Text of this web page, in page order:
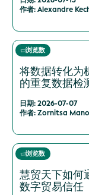
作者: Alexandre
浏览数
将数据转化
的重复数据检
日期: 2026-07-07
作者: Zornitsa
浏览数
慧贸天下如何
数字贸易信任